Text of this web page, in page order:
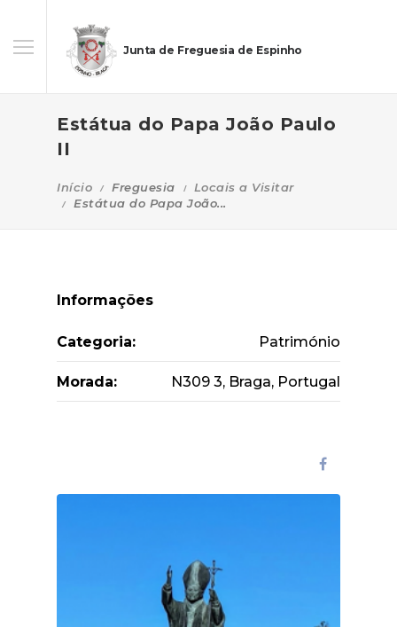
Junta de Freguesia de Espinho
Estátua do Papa João Paulo
II
Início Freguesia
Locais a Visitar
Estátua do Papa João...
Informações
Categoria: Património
Morada: N309 3, Braga, Portugal